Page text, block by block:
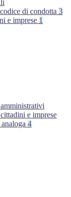
di condotta 3
e imprese 1
e imprese
4